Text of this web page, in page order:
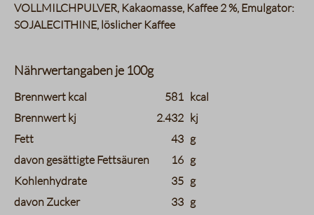
VOLLMILCHPULVER, Kakaomasse, Kaffee 2 %, Emulgator:
SOJALECITHINE, löslicher Kaffee
Nährwertangaben je 100g
charts.nutritions.header_name charts.nutritions.header_value
Brennwert kcal 581 kcal
Brennwert kj
2.432 kj
Fett
43 g
davon gesättigte Fettsäuren
16 g
Kohlenhydrate
35 g
davon Zucker
33 g